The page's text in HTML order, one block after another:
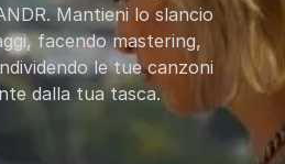
Mantieni lo slancio
facendo mastering,
le tue canzoni
dalla tua tasca.